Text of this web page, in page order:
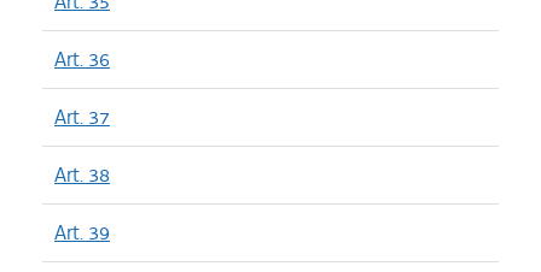
Art. 36
Art. 37
Art. 38
Art. 39